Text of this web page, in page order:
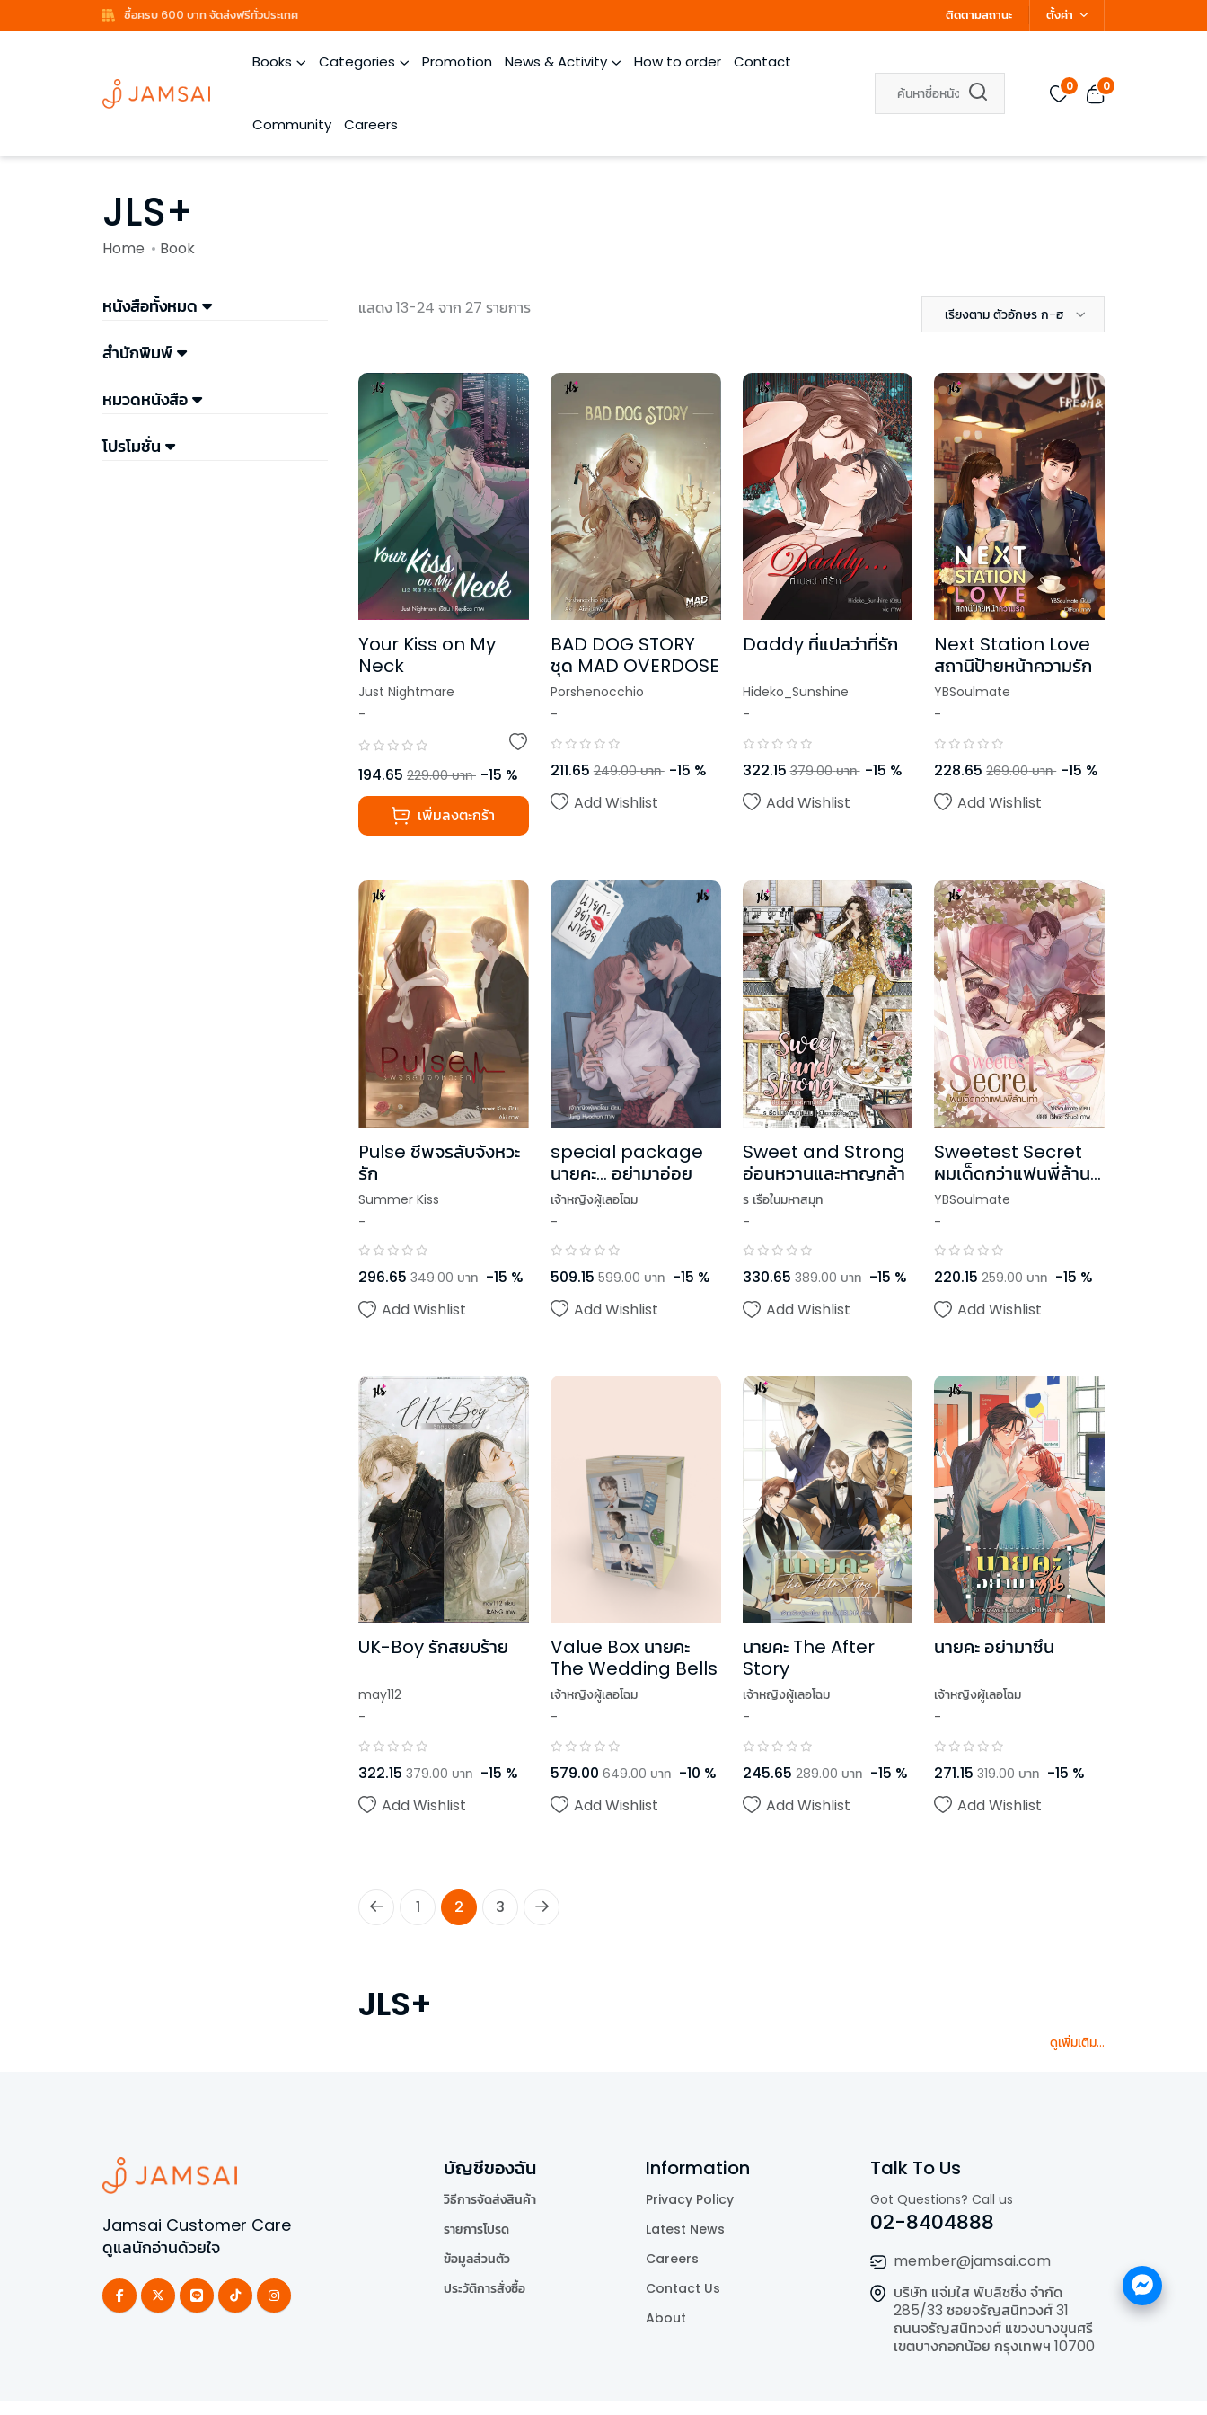
ซื้อครบ 600 บาท จัดส่งฟรีทั่วประเทศ ติดตามสถานะ ตั้งค่า
Books Categories Promotion News & Activity How to order Contact
Community Careers
0 0
JLS+
Home Book
หนังสือทั้งหมด
สำนักพิมพ์
หมวดหนังสือ
โปรโมชั่น
แสดง 13-24 จาก 27 รายการ เรียงตาม ตัวอักษร ก-ฮ
Your Kiss on My
Neck
Just Nightmare
-
194.65 229.00 บาท -15 %
เพิ่มลงตะกร้า
BAD DOG STORY
ชุด MAD OVERDOSE
Porshenocchio
-
211.65 249.00 บาท -15 %
Add Wishlist
Daddy ที่แปลว่าที่รัก
Hideko_Sunshine
-
322.15 379.00 บาท -15 %
Add Wishlist
Next Station Love
สถานีป้ายหน้าความรัก
YBSoulmate
-
228.65 269.00 บาท -15 %
Add Wishlist
Pulse ชีพจรลับจังหวะ
รัก
Summer Kiss
-
296.65 349.00 บาท -15 %
Add Wishlist
special package
นายคะ... อย่ามาอ่อย
เจ้าหญิงผู้เลอโฉม
-
509.15 599.00 บาท -15 %
Add Wishlist
Sweet and Strong
อ่อนหวานและหาญกล้า
ร เรือในมหาสมุท
-
330.65 389.00 บาท -15 %
Add Wishlist
Sweetest Secret
ผมเด็ดกว่าแฟนพี่ล้าน
เท่า
YBSoulmate
-
220.15 259.00 บาท -15 %
Add Wishlist
UK-Boy รักสยบร้าย
may112
-
322.15 379.00 บาท -15 %
Add Wishlist
Value Box นายคะ
The Wedding Bells
เจ้าหญิงผู้เลอโฉม
-
579.00 649.00 บาท -10 %
Add Wishlist
นายคะ The After
Story
เจ้าหญิงผู้เลอโฉม
-
245.65 289.00 บาท -15 %
Add Wishlist
นายคะ อย่ามาซึน
เจ้าหญิงผู้เลอโฉม
-
271.15 319.00 บาท -15 %
Add Wishlist
1 2 3
JLS+
ดูเพิ่มเติม...
Jamsai Customer Care
ดูแลนักอ่านด้วยใจ
บัญชีของฉัน
วิธีการจัดส่งสินค้า
รายการโปรด
ข้อมูลส่วนตัว
ประวัติการสั่งซื้อ
Information
Privacy Policy
Latest News
Careers
Contact Us
About
Talk To Us
Got Questions? Call us
02-8404888
member@jamsai.com
บริษัท แจ่มใส พับลิชชิ่ง จำกัด
285/33 ซอยจรัญสนิทวงศ์ 31
ถนนจรัญสนิทวงศ์ แขวงบางขุนศรี
เขตบางกอกน้อย กรุงเทพฯ 10700